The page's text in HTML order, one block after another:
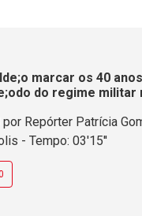
marcar os 40
do regime militar
Repórter Patrícia
- Tempo: 03'15''